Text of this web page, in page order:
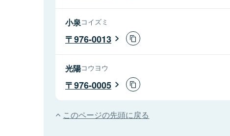
小泉コイズミ
976-0013
光陽コウヨウ
976-0005
このページの先頭に戻る